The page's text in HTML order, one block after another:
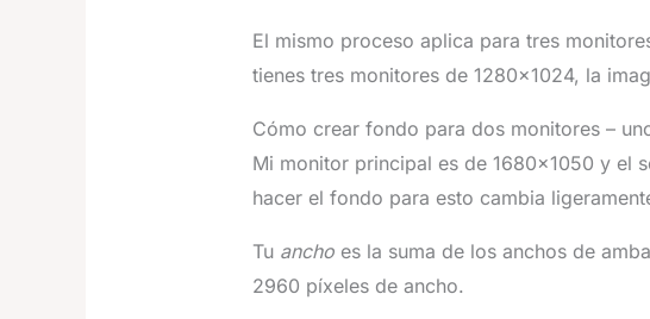
El mismo proceso aplica para tres
tienes tres monitores de 1280×1024, la
Cómo crear fondo para dos monitores –
Mi monitor principal es de 1680×1050 y el
hacer el fondo para esto cambia
Tu ancho es la suma de los anchos de
2960 píxeles de ancho.